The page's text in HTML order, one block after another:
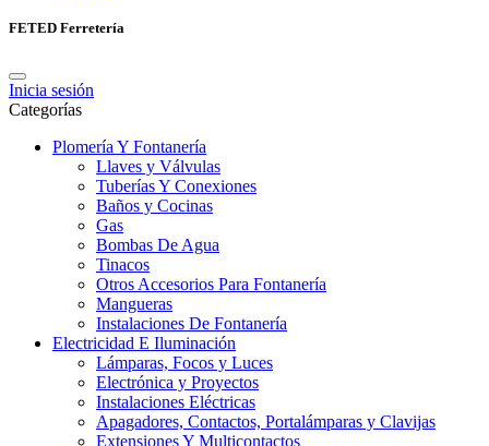
FETED Ferretería
Inicia sesión
Categorías
Plomería Y Fontanería
Llaves y Válvulas
Tuberías Y Conexiones
Baños y Cocinas
Gas
Bombas De Agua
Tinacos
Otros Accesorios Para Fontanería
Mangueras
Instalaciones De Fontanería
Electricidad E Iluminación
Lámparas, Focos y Luces
Electrónica y Proyectos
Instalaciones Eléctricas
Apagadores, Contactos, Portalámparas y Clavijas
Extensiones Y Multicontactos